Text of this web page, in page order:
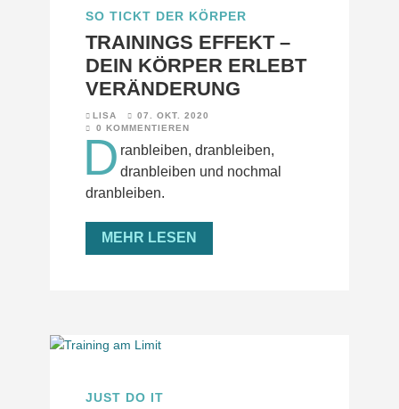
SO TICKT DER KÖRPER
TRAININGS EFFEKT –
DEIN KÖRPER ERLEBT
VERÄNDERUNG
LISA
07. OKT. 2020
0 KOMMENTIEREN
D ranbleiben, dranbleiben,
dranbleiben und nochmal
dranbleiben.
MEHR LESEN
JUST DO IT